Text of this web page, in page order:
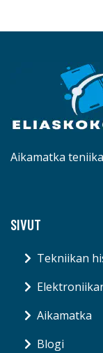
Aikamatka
SIVUT
Tekniikan
Aikamatka
Blogi